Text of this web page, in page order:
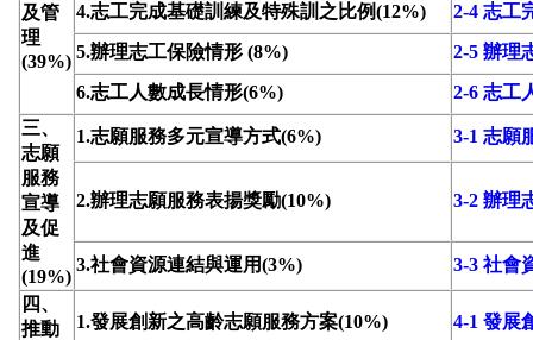
及管
理
(39%)
4.志工完成基礎訓練及特殊訓之比例(12%)
2-4 志工
5.辦理志工保險情形 (8%)
2-5 辦理
6.志工人數成長情形(6%)
2-6 志工
三、
志願
服務
宣導
及促
進
(19%)
1.志願服務多元宣導方式(6%) 3-1 志願
2.辦理志願服務表揚獎勵(10%) 3-2 辦理
3.社會資源連結與運用(3%)
3-3 社會
四、
推動
1.發展創新之高齡志願服務方案(10%) 4-1 發展